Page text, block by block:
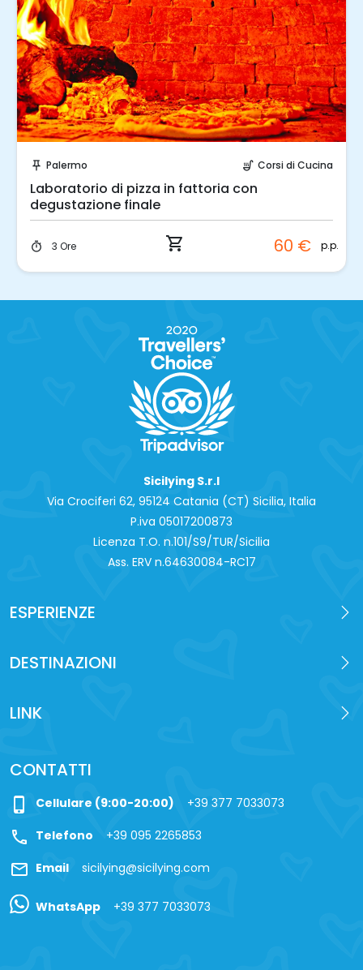
push_pin Palermo soup_kitchen Corsi di Cucina
Laboratorio di pizza in fattoria con
degustazione finale
timer 3 Ore shopping_cart 60 € p.p.
Sicilying S.r.l
Via Crociferi 62, 95124 Catania (CT) Sicilia, Italia
P.iva 0‍5017200873
Licenza T.O. n.101/S9/TUR/Sicilia
Ass. ERV n.64630084-RC17
ESPERIENZE
DESTINAZIONI
LINK
CONTATTI
phone_iphone Cellulare (9:00-20:00) +39 377 7033073
call Telefono +39 095 2265853
mail Email sicilying@sicilying.com
WhatsApp +39 377 7033073